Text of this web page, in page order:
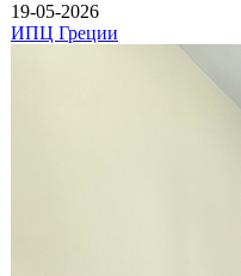
19-05-2026
ИПЦ Греции